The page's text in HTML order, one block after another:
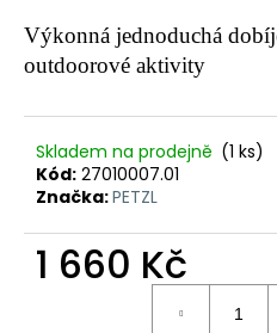
hvězdiček.
Výkonná jednoduchá
outdoorové aktivity
Skladem na prodejně (1 ks)
Kód: 27010007.01
Značka:PETZL
1 660 Kč
D
o
p
o